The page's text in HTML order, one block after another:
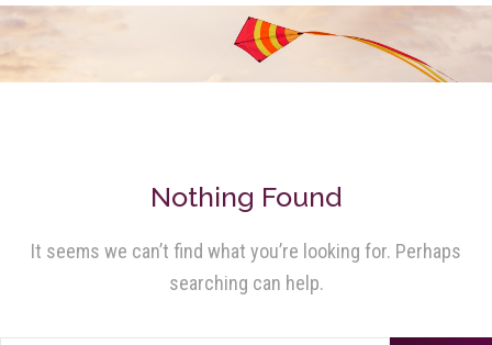
Nothing Found
It seems we can’t find what you’re looking for. Perhaps
searching can help.